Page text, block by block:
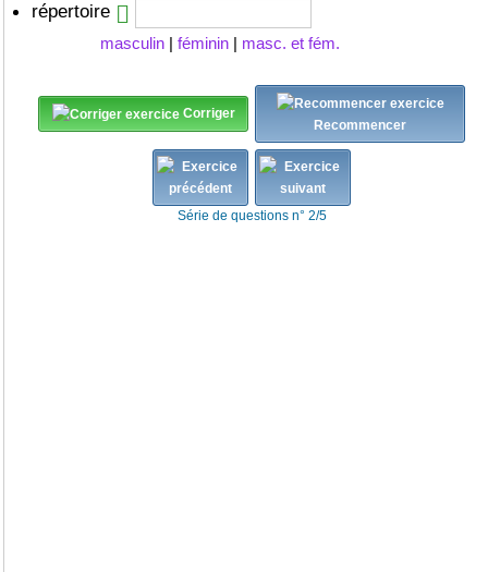
répertoire
masculin | féminin | masc. et fém.
Corriger
Recommencer
Série de questions n° 2/5